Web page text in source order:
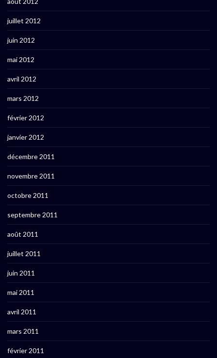
juillet 2012
juin 2012
mai 2012
avril 2012
mars 2012
février 2012
janvier 2012
décembre 2011
novembre 2011
octobre 2011
septembre 2011
août 2011
juillet 2011
juin 2011
mai 2011
avril 2011
mars 2011
février 2011